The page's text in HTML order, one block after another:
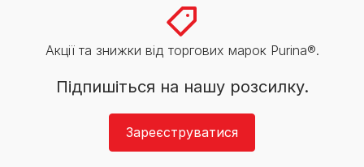
Акції та знижки від торгових марок Purina®.
Підпишіться на нашу розсилку.
Зареєструватися